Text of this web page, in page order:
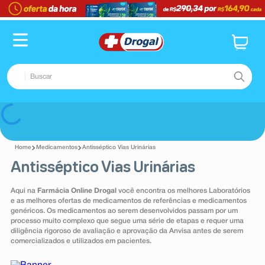
Buscar
Medicamentos Antisséptico Vias Urinárias
Antisséptico Vias Urinárias
Aqui na Farmácia Online Drogal você encontra os melhores Laboratórios
e as melhores ofertas de medicamentos de referências e medicamentos
genéricos. Os medicamentos ao serem desenvolvidos passam por um
processo muito complexo que segue uma série de etapas e requer uma
diligência rigoroso de avaliação e aprovação da Anvisa antes de serem
comercializados e utilizados em pacientes.
TERMOS MAIS BUSCADOS
1º fralda
2º dipirona
3
4
5º
6º desodorante
7º teste gravidez
8º esmalte
9º absorvente
10ºshampoo
dipirona
3º lenço umedecido
4º tadalafila
5º minoxidil
6º desodorante